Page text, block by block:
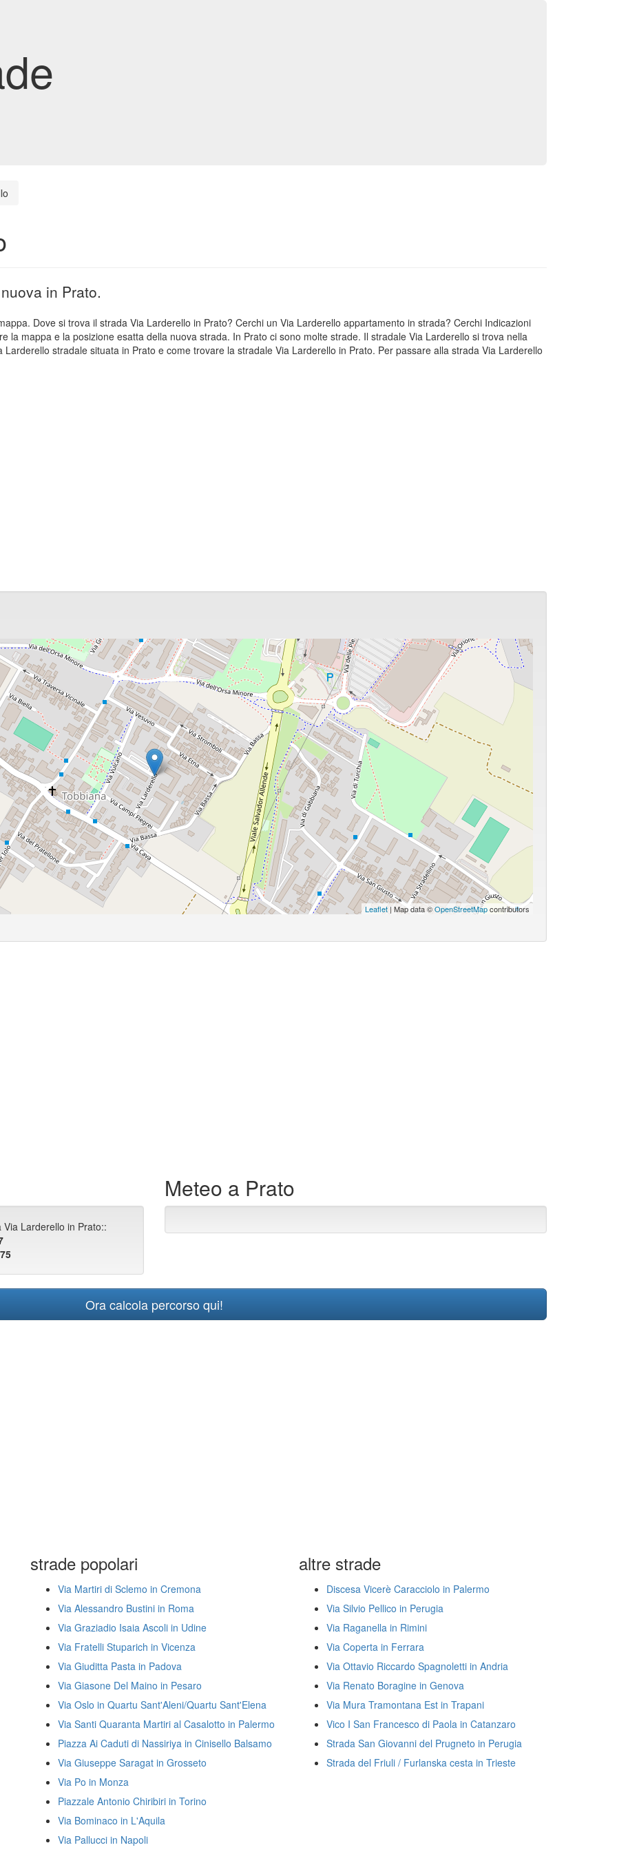
in Prato.
Dove si trova il strada Via Larderello in Prato? Cerchi un Via Larderello appartamento in strada? Cerchi Indicazioni
la mappa e la posizione esatta della nuova strada. In Prato ci sono molte strade. Il stradale Via Larderello si trova nella
stradale situata in Prato e come trovare la stradale Via Larderello in Prato. Per passare alla strada Via Larderello
Leaflet | Map data ©OpenStreetMapcontributors
Larderello in Prato::
Meteo a Prato
Ora calcola percorso qui!
strade popolari
Via Martiri di Sclemo in Cremona
Via Alessandro Bustini in Roma
Via Graziadio Isaia Ascoli in Udine
Via Fratelli Stuparich in Vicenza
Via Giuditta Pasta in Padova
Via Giasone Del Maino in Pesaro
Via Oslo in Quartu Sant'Aleni/Quartu Sant'Elena
Via Santi Quaranta Martiri al Casalotto in Palermo
Piazza Ai Caduti di Nassiriya in Cinisello Balsamo
Via Giuseppe Saragat in Grosseto
Via Po in Monza
Piazzale Antonio Chiribiri in Torino
Via Bominaco in L'Aquila
Via Pallucci in Napoli
altre strade
Discesa Vicerè Caracciolo in Palermo
Via Silvio Pellico in Perugia
Via Raganella in Rimini
Via Coperta in Ferrara
Via Ottavio Riccardo Spagnoletti in Andria
Via Renato Boragine in Genova
Via Mura Tramontana Est in Trapani
Vico I San Francesco di Paola in Catanzaro
Strada San Giovanni del Prugneto in Perugia
Strada del Friuli / Furlanska cesta in Trieste